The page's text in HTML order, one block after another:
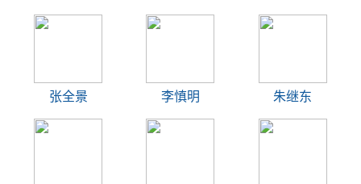
张全景 李慎明 朱继东